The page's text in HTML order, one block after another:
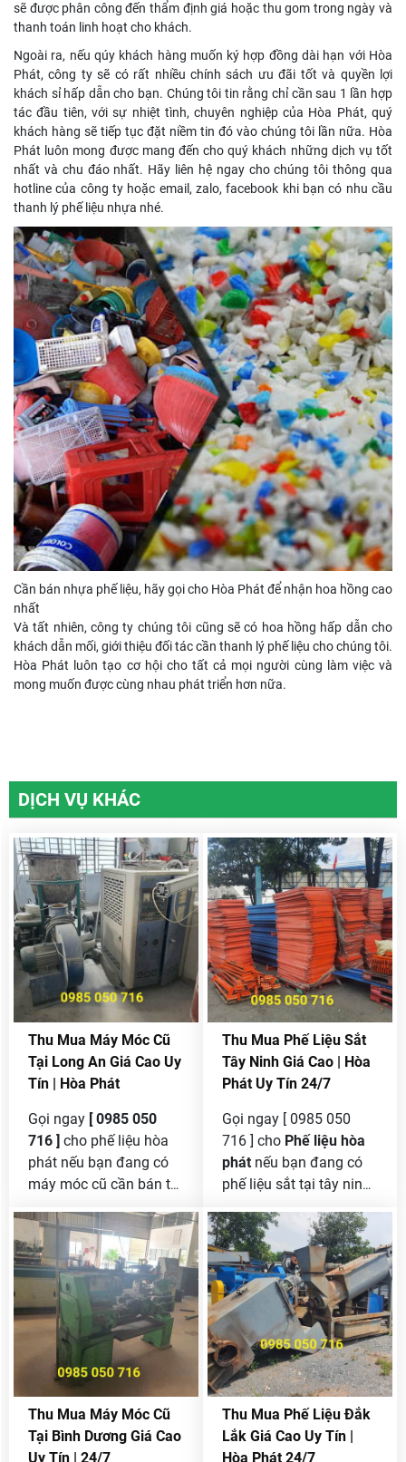
sẽ được phân công đến thẩm định giá hoặc thu gom trong ngày và
thanh toán linh hoạt cho khách.
Ngoài ra, nếu qúy khách hàng muốn ký hợp đồng dài hạn với Hòa
Phát, công ty sẽ có rất nhiều chính sách ưu đãi tốt và quyền lợi
khách sỉ hấp dẫn cho bạn. Chúng tôi tin rằng chỉ cần sau 1 lần hợp
tác đầu tiên, với sự nhiệt tình, chuyên nghiệp của Hòa Phát, quý
khách hàng sẽ tiếp tục đặt niềm tin đó vào chúng tôi lần nữa. Hòa
Phát luôn mong được mang đến cho quý khách những dịch vụ tốt
nhất và chu đáo nhất. Hãy liên hệ ngay cho chúng tôi thông qua
hotline của công ty hoặc email, zalo, facebook khi bạn có nhu cầu
thanh lý phế liệu nhựa nhé.
Cần bán nhựa phế liệu, hãy gọi cho Hòa Phát để nhận hoa hồng cao
nhất
Và tất nhiên, công ty chúng tôi cũng sẽ có hoa hồng hấp dẫn cho
khách dẫn mối, giới thiệu đối tác cần thanh lý phế liệu cho chúng tôi.
Hòa Phát luôn tạo cơ hội cho tất cả mọi người cùng làm việc và
mong muốn được cùng nhau phát triển hơn nữa.
DỊCH VỤ KHÁC
Thu Mua Máy Móc Cũ
Tại Long An Giá Cao Uy
Tín | Hòa Phát
Gọi ngay [ 0985 050
716 ] cho phế liệu hòa
phát nếu bạn đang có
máy móc cũ cần bán tại
được đơn vị nào có uy
tín để thanh lý được giá
cao .
Thu Mua Phế Liệu Sắt
Tây Ninh Giá Cao | Hòa
Phát Uy Tín 24/7
Gọi ngay [ 0985 050
716 ] cho Phế liệu hòa
phát nếu bạn đang có
phế liệu sắt tại tây ninh
công lớn nhất tại đây
mua sắt phế liệu nên
bạn yên tâm khi gọi đến
cho chúng tôi , mua với
khới lượng lớn không
giới hạn giá thì cao nhất
thị trường .
Thu Mua Máy Móc Cũ
Tại Bình Dương Giá Cao
Uy Tín | 24/7
Thu Mua Phế Liệu Đắk
Lắk Giá Cao Uy Tín |
Hòa Phát 24/7